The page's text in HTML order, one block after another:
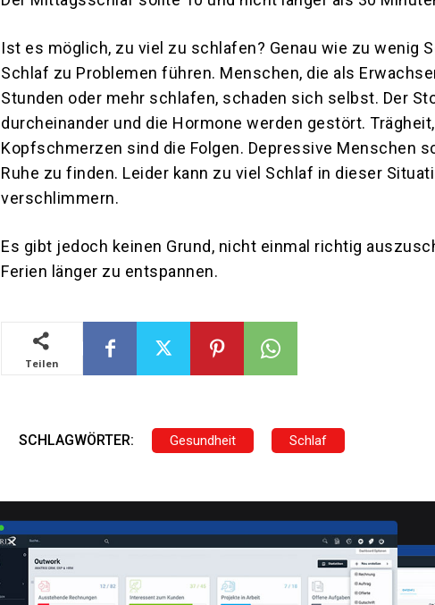
Ist es möglich, zu viel zu schlafen? Genau wie zu wenig
Schlaf zu Problemen führen. Menschen, die als
Stunden oder mehr schlafen, schaden sich selbst. Der
durcheinander und die Hormone werden gestört.
Kopfschmerzen sind die Folgen. Depressive Menschen
Ruhe zu finden. Leider kann zu viel Schlaf in dieser
verschlimmern.
Es gibt jedoch keinen Grund, nicht einmal richtig
Ferien länger zu entspannen.
Teilen
SCHLAGWÖRTER: Gesundheit Schlaf